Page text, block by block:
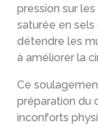
pression sur les
saturée en sels
détendre les
à améliorer la
Ce
préparation du
inconforts